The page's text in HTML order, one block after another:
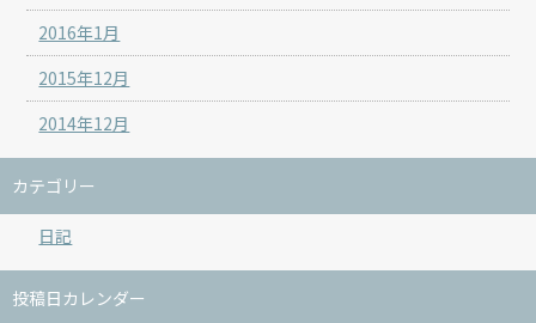
2016年1月
2015年12月
2014年12月
カテゴリー
日記
投稿日カレンダー